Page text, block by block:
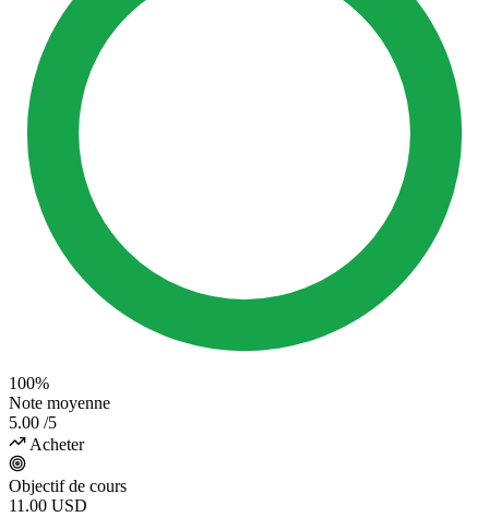
100%
Note moyenne
5.00 /5
Acheter
Objectif de cours
11.00 USD